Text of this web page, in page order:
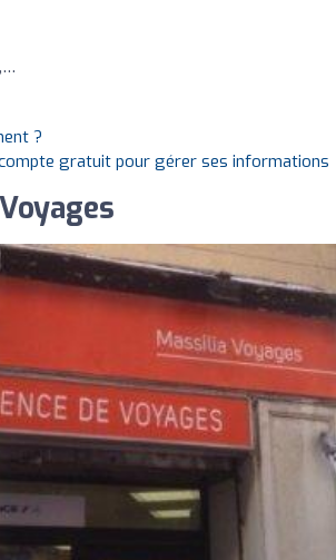
?
gratuit pour gérer ses informations